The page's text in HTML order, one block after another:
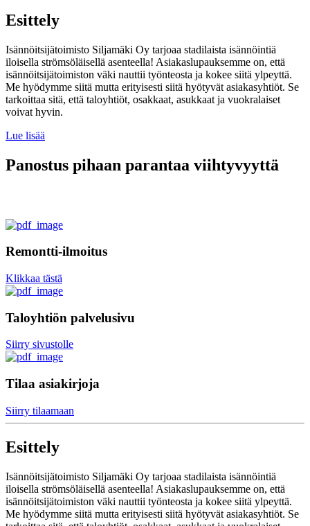
Esittely
Isännöitsijätoimisto Siljamäki Oy tarjoaa stadilaista isännöintiä
iloisella strömsöläisellä asenteella! Asiakaslupauksemme on, että
isännöitsijätoimiston väki nauttii työnteosta ja kokee siitä ylpeyttä.
Me hyödymme siitä mutta erityisesti siitä hyötyvät asiakasyhtiöt. Se
tarkoittaa sitä, että taloyhtiöt, osakkaat, asukkaat ja vuokralaiset
voivat hyvin.
Lue lisää
Panostus pihaan parantaa viihtyvyyttä
Remontti-ilmoitus
Klikkaa tästä
Taloyhtiön palvelusivu
Siirry sivustolle
Tilaa asiakirjoja
Siirry tilaamaan
Esittely
Isännöitsijätoimisto Siljamäki Oy tarjoaa stadilaista isännöintiä
iloisella strömsöläisellä asenteella! Asiakaslupauksemme on, että
isännöitsijätoimiston väki nauttii työnteosta ja kokee siitä ylpeyttä.
Me hyödymme siitä mutta erityisesti siitä hyötyvät asiakasyhtiöt. Se